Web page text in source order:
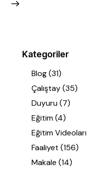
Kategoriler
Blog(31)
Çalıştay(35)
Duyuru(7)
Eğitim(4)
Eğitim Videoları
Faaliyet (156)
Makale (14)